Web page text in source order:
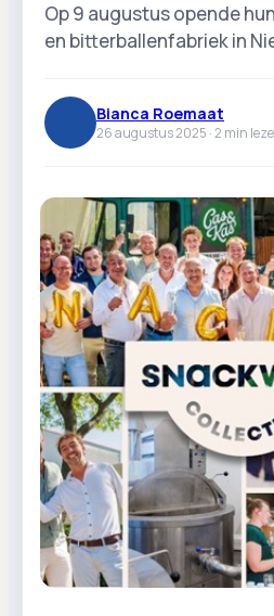
Op 9 augustus opende
en bitterballenfabriek in
Bianca Roemaat
26 augustus 2025 ·2 min